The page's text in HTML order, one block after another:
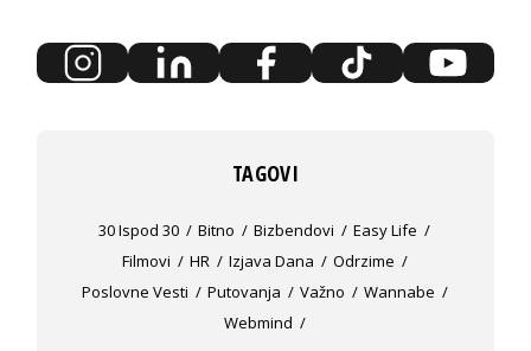
TAGOVI
30 Ispod 30 Bitno Bizbendovi
Easy Life
Filmovi
HR Izjava Dana
Odrzime
Poslovne Vesti
Putovanja Važno
Wannabe
Webmind